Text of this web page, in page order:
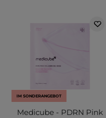
IM SONDERANGEBOT
Medicube - PDRN Pink